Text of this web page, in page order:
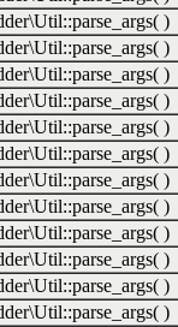
)
)
)
)
)
)
)
)
)
)
)
)